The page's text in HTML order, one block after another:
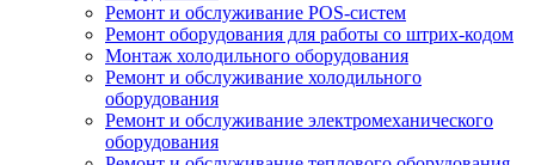
Ремонт и обслуживание POS-систем
Ремонт оборудования для работы со штрих-кодом
Монтаж холодильного оборудования
Ремонт и обслуживание холодильного
оборудования
Ремонт и обслуживание электромеханического
оборудования